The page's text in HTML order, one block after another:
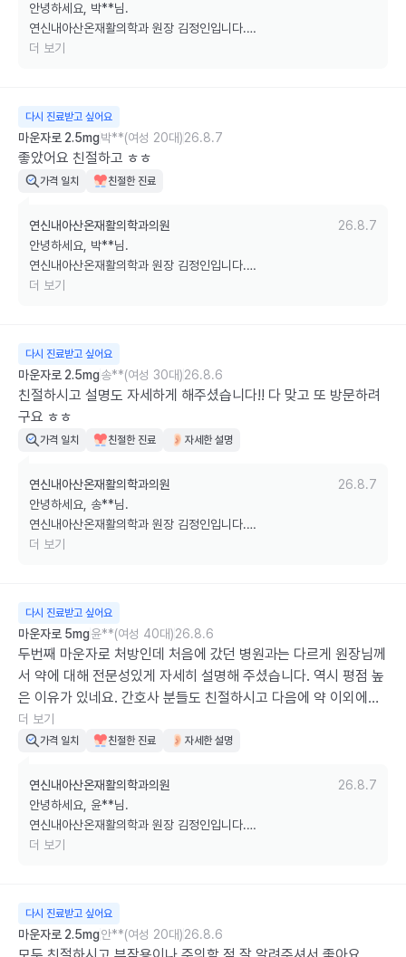
안녕하세요, 박**님.
연신내아산온재활의학과 원장 김정인입니다.
또한 앱에 안내된 가격과 동일하게 이용하셨다는 점도 확인해 주셔서 감
사합니다 ^^
되겠습니다.
감사합니다.
더 보기
다시 진료받고 싶어요
마운자로 2.5mg박**(여성 20대)26.8.7
좋았어요 친절하고 ㅎㅎ
가격 일치 친절한 진료
연신내아산온재활의학과의원
26.8.7
안녕하세요, 박**님.
연신내아산온재활의학과 원장 김정인입니다.
료로 보답하겠습니다.
감사합니다.
더 보기
다시 진료받고 싶어요
마운자로 2.5mg송**(여성 30대)26.8.6
친절하시고 설명도 자세하게 해주셨습니다!! 다 맞고 또 방문하려
구요 ㅎㅎ
가격 일치 친절한 진료 자세한 설명
연신내아산온재활의학과의원
26.8.7
안녕하세요, 송**님.
연신내아산온재활의학과 원장 김정인입니다.
리고, 안심하고 치료받으실 수 있는 진료를 위해 항상 최선을 다하겠습
니다.
다음 내원도 만족스러운 진료로 보답하겠습니다.
감사합니다.
더 보기
다시 진료받고 싶어요
마운자로 5mg윤**(여성 40대)26.8.6
두번째 마운자로 처방인데 처음에 갔던 병원과는 다르게 원장님께
서 약에 대해 전문성있게 자세히 설명해 주셨습니다. 역시 평점 높
은 이유가 있네요. 간호사 분들도 친절하시고 다음에 약 이외에도
다른 진료가 필요할 때 다시 내원하고 싶습니다.
더 보기
가격 일치 친절한 진료 자세한 설명
연신내아산온재활의학과의원
26.8.7
안녕하세요, 윤**님.
연신내아산온재활의학과 원장 김정인입니다.
저희는 단순히 처방만 하는 것이 아니라, 약의 효과와 부작용, 사용 시
더 보기
다시 진료받고 싶어요
마운자로 2.5mg안**(여성 20대)26.8.6